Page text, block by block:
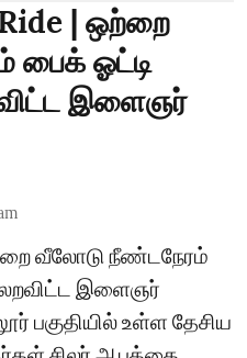
| ஒற்றை
பைக் ஓட்டி
இளைஞர்
வீலோடு நீண்டநேரம்
இளைஞர்
பகுதியில் உள்ள தேசிய